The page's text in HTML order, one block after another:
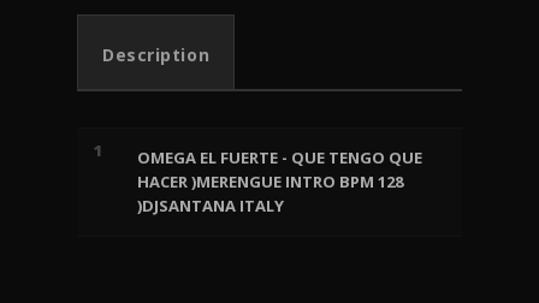
QUE
)MERENGUE
)DJSANTANA
Description
1
OMEGA EL FUERTE - QUE TENGO QUE
HACER )MERENGUE INTRO BPM 128
)DJSANTANA ITALY